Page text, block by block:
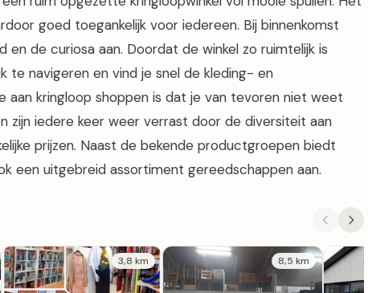
goed toegankelijk voor iedereen. Bij binnenkomst
de curiosa aan. Doordat de winkel zo ruimtelijk is
te navigeren en vind je snel de kleding- en
aan kringloop shoppen is dat je van tevoren niet weet
zijn iedere keer weer verrast door de diversiteit aan
prijzen. Naast de bekende productgroepen biedt
een uitgebreid assortiment gereedschappen aan.
3,8 km 8,5 km